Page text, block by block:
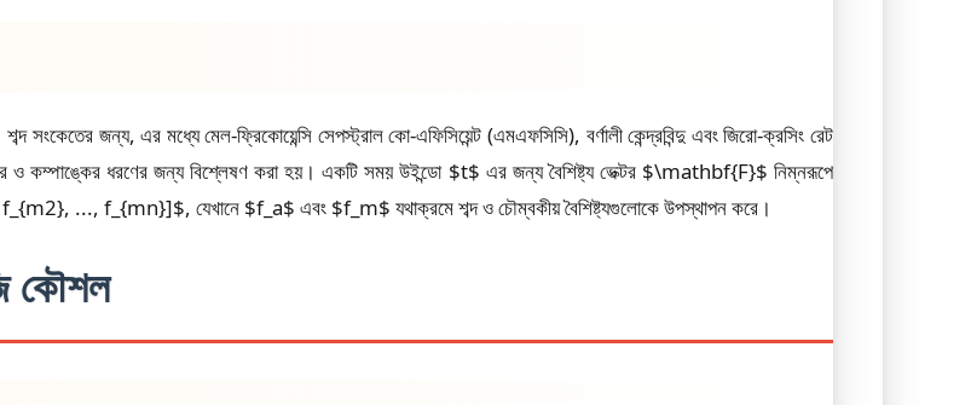
সংকেতের জন্য, এর মধ্যে মেল-ফ্রিকোয়েন্সি সেপস্ট্রাল কো-এফিসিয়েন্ট (এমএফসিসি), বর্ণালী কেন্দ্রবিন্দু এবং জিরো-ক্রসিং রেট
ও কম্পাঙ্কের ধরণের জন্য বিশ্লেষণ করা হয়। একটি সময় উইন্ডো $t$ এর জন্য বৈশিষ্ট্য ভেক্টর $\mathbf{F}$ নিম্নরূপে
f_{mn}]$, যেখানে $f_a$ এবং $f_m$ যথাক্রমে শব্দ ও চৌম্বকীয় বৈশিষ্ট্যগুলোকে উপস্থাপন করে।
কৌশল